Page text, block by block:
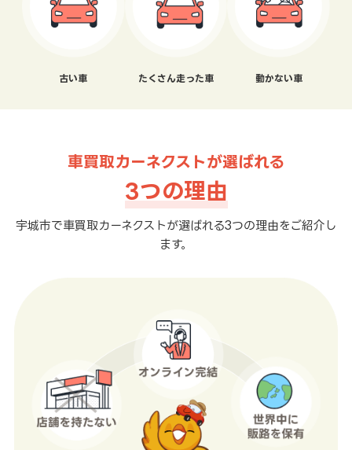
古い車 たくさん走った車 動かない車
車買取カーネクストが選ばれる
3つの理由
宇城市で車買取カーネクストが選ばれる3つの理由をご紹介し
ます。